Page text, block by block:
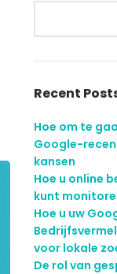
Recent
Hoe om te
Google-
kansen
Hoe u online
kunt
Hoe u uw
voor lokale
De rol van